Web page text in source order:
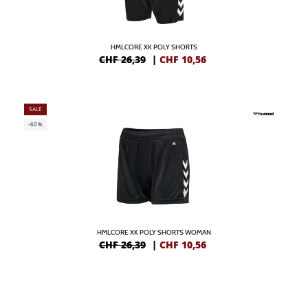
HMLCORE XK POLY SHORTS
CHF 26,39 | CHF 10,56
SALE
-60%
HMLCORE XK POLY SHORTS WOMAN
CHF 26,39 | CHF 10,56